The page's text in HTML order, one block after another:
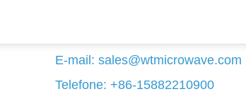
E-mail: sales@wtmicrowave.com
Telefone: +86-15882210900